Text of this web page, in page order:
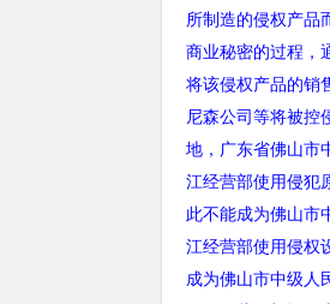
所制造的侵权产品
商业秘密的过程，
将该侵权产品的销
尼森公司等将被控
地，广东省佛山市
江经营部使用侵犯
此不能成为佛山市
江经营部使用侵权
成为佛山市中级人